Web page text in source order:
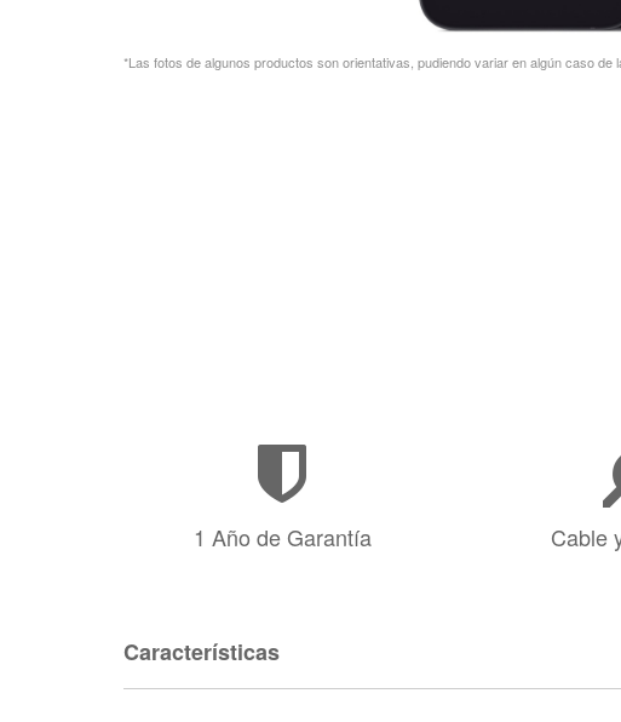
*Las fotos de algunos productos son orientativas, pudiendo variar en algún caso de
1 Año de Garantía Cable
Características